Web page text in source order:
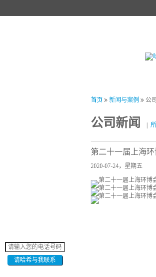
首页 新闻与案例 公
公司新闻
第二十一届上海
2020-07-24，星期五
请哈希与我联系